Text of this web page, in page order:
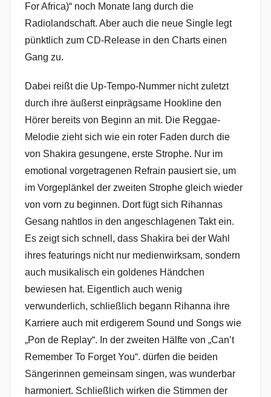
For Africa)“ noch Monate lang durch die
Radiolandschaft. Aber auch die neue Single legt
pünktlich zum CD-Release in den Charts einen
Gang zu.
Dabei reißt die Up-Tempo-Nummer nicht zuletzt
durch ihre äußerst einprägsame Hookline den
Hörer bereits von Beginn an mit. Die Reggae-
Melodie zieht sich wie ein roter Faden durch die
von Shakira gesungene, erste Strophe. Nur im
emotional vorgetragenen Refrain pausiert sie, um
im Vorgeplänkel der zweiten Strophe gleich wieder
von vorn zu beginnen. Dort fügt sich Rihannas
Gesang nahtlos in den angeschlagenen Takt ein.
Es zeigt sich schnell, dass Shakira bei der Wahl
ihres featurings nicht nur medienwirksam, sondern
auch musikalisch ein goldenes Händchen
bewiesen hat. Eigentlich auch wenig
verwunderlich, schließlich begann Rihanna ihre
Karriere auch mit erdigerem Sound und Songs wie
„Pon de Replay“. In der zweiten Hälfte von „Can’t
Remember To Forget You“. dürfen die beiden
Sängerinnen gemeinsam singen, was wunderbar
harmoniert. Schließlich wirken die Stimmen der